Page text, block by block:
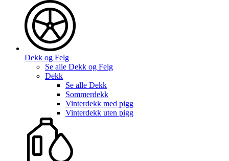
Dekk og Felg
Se alle Dekk og Felg
Dekk
Se alle Dekk
Sommerdekk
Vinterdekk med pigg
Vinterdekk uten pigg